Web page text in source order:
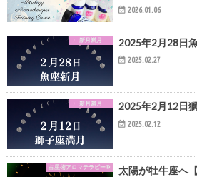
2026.01.06
新月満月 2025年2月28日
2025.02.27
新月満月 2025年2月12日
2025.02.12
占星術アロマテラピー® 太陽が牡牛座へ